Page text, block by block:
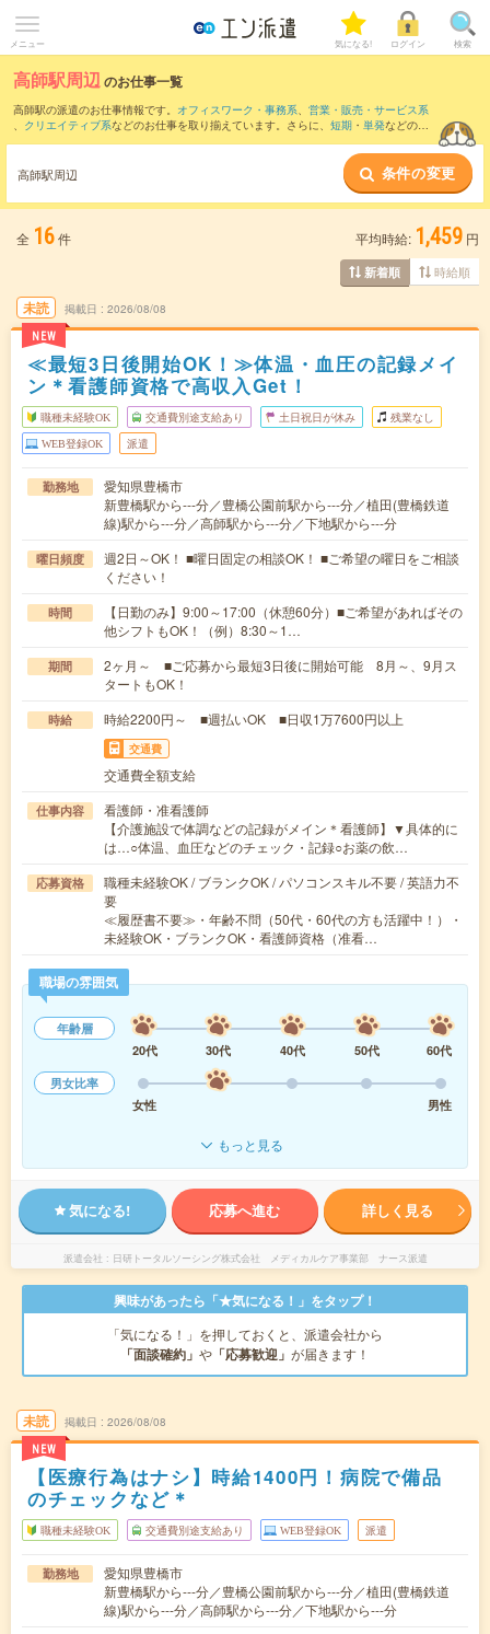
メニュー 気になる! ログイン 検索
高師駅周辺のお仕事一覧
高師駅の派遣のお仕事情報です。 オフィスワーク・事務系、 営業・販売・サービス系
、 クリエイティブ系などのお仕事を取り揃えています。さらに、 短期 ・ 単発などの期
また、豊橋駅
など近隣駅のお仕事もご確認
いただけます。
高師駅周辺 条件の変更
全 16件 平均時給: 1,459 円
新着順 時給順
未読
NEW
掲載日 2026/08/08
≪最短3日後開始OK！≫体温・血圧の記録メイ
ン＊看護師資格で高収入Get！
職種未経験OK 交通費別途支給あり 土日祝日が休み 残業なし
WEB登録OK 派遣
勤務地
愛知県豊橋市
新豊橋駅から---分／豊橋公園前駅から---分／植田(豊橋鉄道
線)駅から---分／高師駅から---分／下地駅から---分
曜日頻度
週2日～OK！ ■曜日固定の相談OK！ ■ご希望の曜日をご相談
ください！
時間
【日勤のみ】9:00～17:00（休憩60分）■ご希望があればその
他シフトもOK！（例）8:30～1…
期間
2ヶ月～ ■ご応募から最短3日後に開始可能 8月～、9月ス
タートもOK！
時給 時給2200円～ ■週払いOK ■日収1万7600円以上
交通費
交通費全額支給
仕事内容
看護師・准看護師
【介護施設で体調などの記録がメイン＊看護師】▼具体的に
は…○体温、血圧などのチェック・記録○お薬の飲…
応募資格
職種未経験OK / ブランクOK / パソコンスキル不要 / 英語力不
要
≪履歴書不要≫・年齢不問（50代・60代の方も活躍中！）・
未経験OK・ブランクOK・看護師資格（准看…
職場の雰囲気
年齢層
20代
30代 40代 50代
60代
男女比率
女性
男性
もっと見る
気になる! 応募へ進む 詳しく見る
派遣会社 日研トータルソーシング株式会社 メディカルケア事業部 ナース派遣
興味があったら「★気になる！」をタップ！
「気になる！」を押しておくと、派遣会社から
「面談確約」 や 「応募歓迎」 が届きます！
未読
NEW
掲載日 2026/08/08
【医療行為はナシ】時給1400円！病院で備品
のチェックなど＊
職種未経験OK 交通費別途支給あり WEB登録OK 派遣
勤務地
愛知県豊橋市
新豊橋駅から---分／豊橋公園前駅から---分／植田(豊橋鉄道
線)駅から---分／高師駅から---分／下地駅から---分